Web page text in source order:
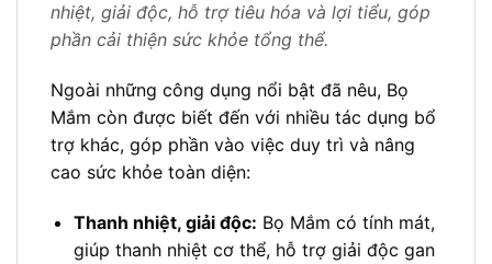
nhiệt, giải độc, hỗ trợ tiêu hóa và lợi tiểu, góp
phần cải thiện sức khỏe tổng thể.
Ngoài những công dụng nổi bật đã nêu, Bọ
Mắm còn được biết đến với nhiều tác dụng bổ
trợ khác, góp phần vào việc duy trì và nâng
cao sức khỏe toàn diện:
Thanh nhiệt, giải độc: Bọ Mắm có tính mát,
giúp thanh nhiệt cơ thể, hỗ trợ giải độc gan